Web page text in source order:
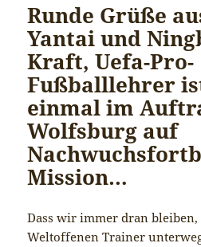
Runde Grüße
Yantai und
Kraft, Uefa-Pro-
Fußballlehrer
einmal im
Wolfsburg auf
Mission…
Dass wir immer dran
Weltoffenen Trainer